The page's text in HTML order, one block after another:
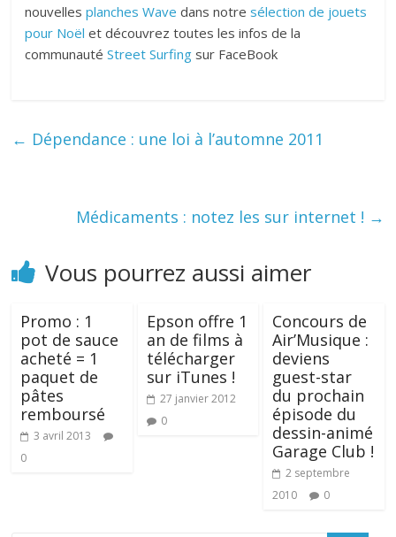
nouvellesplanches Wave dans notresélection de jouets
pour Noël et découvrez toutes les infos de la
communautéStreet Surfingsur FaceBook
← Dépendance : une loi à l’automne 2011
Médicaments : notez les sur internet ! →
Vous pourrez aussi aimer
Promo : 1
pot de sauce
acheté = 1
paquet de
pâtes
remboursé
3 avril 2013
0
Epson offre 1
an de films à
télécharger
sur iTunes !
27 janvier 2012
0
Concours de
Air’Musique :
deviens
guest-star
du prochain
épisode du
dessin-animé
Garage Club !
2 septembre
2010
0